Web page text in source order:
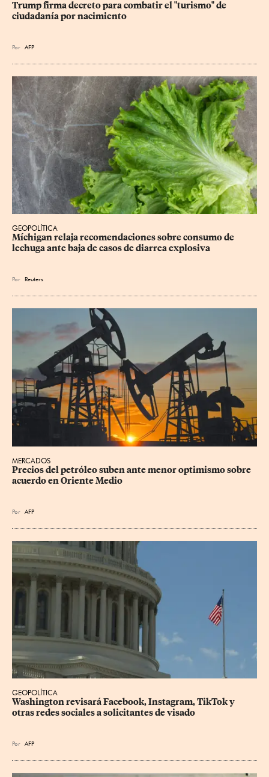
Trump firma decreto para combatir el "turismo" de
ciudadanía por nacimiento
Por AFP
GEOPOLÍTICA
Míchigan relaja recomendaciones sobre consumo de
lechuga ante baja de casos de diarrea explosiva
Por Reuters
MERCADOS
Precios del petróleo suben ante menor optimismo sobre
acuerdo en Oriente Medio
Por AFP
GEOPOLÍTICA
Washington revisará Facebook, Instagram, TikTok y
otras redes sociales a solicitantes de visado
Por AFP